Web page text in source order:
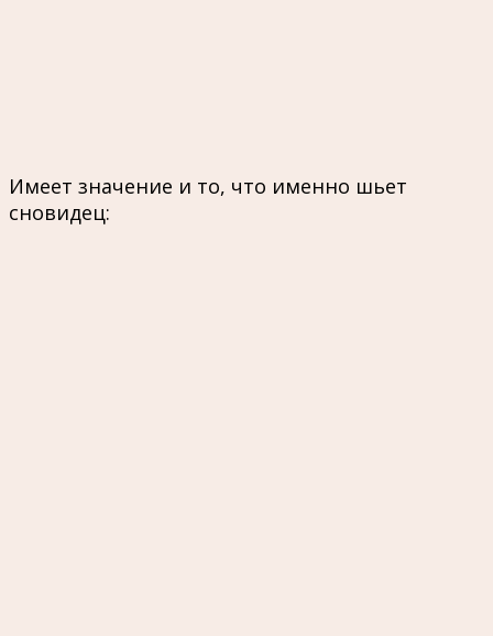
Имеет значение и то, что именно шьет
сновидец: